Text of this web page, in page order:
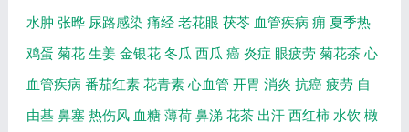
水肿 张晔 尿路感染 痛经 老花眼 茯苓 血管疾病 痈 夏季热
鸡蛋 菊花 生姜 金银花 冬瓜 西瓜 癌 炎症 眼疲劳 菊花茶 心
血管疾病 番茄红素 花青素 心血管 开胃 消炎 抗癌 疲劳 自
由基 鼻塞 热伤风 血糖 薄荷 鼻涕 花茶 出汗 西红柿 水饮 橄